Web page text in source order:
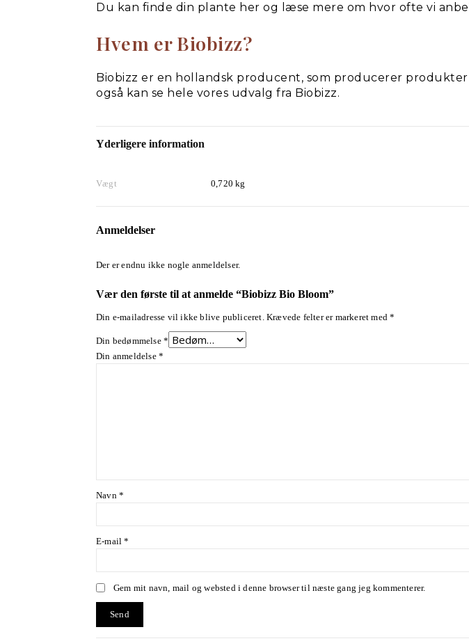
Du kan finde din plante her og læse mere om hvor ofte vi
Hvem er Biobizz?
Biobizz er en hollandsk producent, som producerer
også kan se hele vores udvalg fra Biobizz.
Yderligere information
Vægt 0,720 kg
Anmeldelser
Der er endnu ikke nogle anmeldelser.
Vær den første til at anmelde “Biobizz Bio Bloom”
Din e-mailadresse vil ikke blive publiceret. Krævede felter er markeret med*
Din bedømmelse *
Din anmeldelse *
Navn *
E-mail*
Gem mit navn, mail og websted i denne browser til næste gang jeg kommenterer.